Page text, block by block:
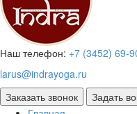
Наш телефон: +7 (3452) 69-
larus@indrayoga.ru